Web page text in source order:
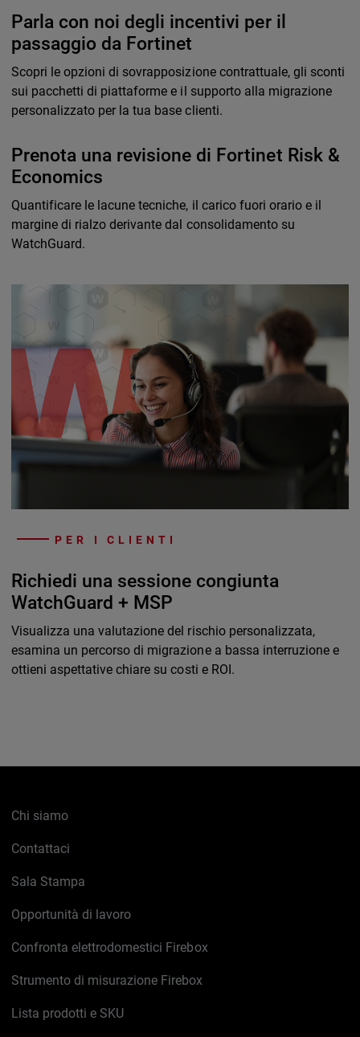
Parla con noi degli incentivi per il
passaggio da Fortinet
Scopri le opzioni di sovrapposizione contrattuale, gli sconti
sui pacchetti di piattaforme e il supporto alla migrazione
personalizzato per la tua base clienti.
Prenota una revisione di Fortinet Risk &
Economics
Quantificare le lacune tecniche, il carico fuori orario e il
margine di rialzo derivante dal consolidamento su
WatchGuard.
PER I CLIENTI
Richiedi una sessione congiunta
WatchGuard + MSP
Visualizza una valutazione del rischio personalizzata,
esamina un percorso di migrazione a bassa interruzione e
ottieni aspettative chiare su costi e ROI.
Chi siamo
Contattaci
Sala Stampa
Opportunità di lavoro
Confronta elettrodomestici Firebox
Strumento di misurazione Firebox
Lista prodotti e SKU